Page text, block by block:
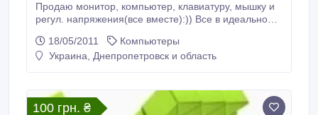
Продаю монитор, компьютер, клавиатуру, мышку и
регул. напряжения(все вместе):)) Все в идеальном
512МБ тип системы:32-разрядная Процесор:Intel(R)
Pentium(R)4CPU 3.00 GH2 3.01GH2 Видеокарта:
18/05/2011
Компьютеры
Украина, Днепропетровск и область
100 грн. ₴